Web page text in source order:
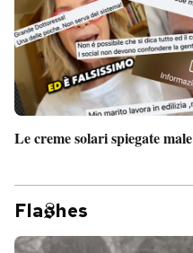
Le creme solari spiegate male
Fla hes